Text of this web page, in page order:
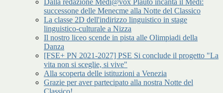
Dalla redazione Medi@vox Plauto incanta il Medi:
successone delle Menecme alla Notte del Classico
La classe 2D dell'indirizzo linguistico in stage
linguistico-culturale a Nizza
Il nostro liceo scende in pista alle Olimpiadi della
Danza
[FSE+ PN 2021-2027] PSE Si conclude il progetto "La
vita non si sceglie, si vive"
Alla scoperta delle istituzioni a Venezia
Grazie per aver partecipato alla nostra Notte del